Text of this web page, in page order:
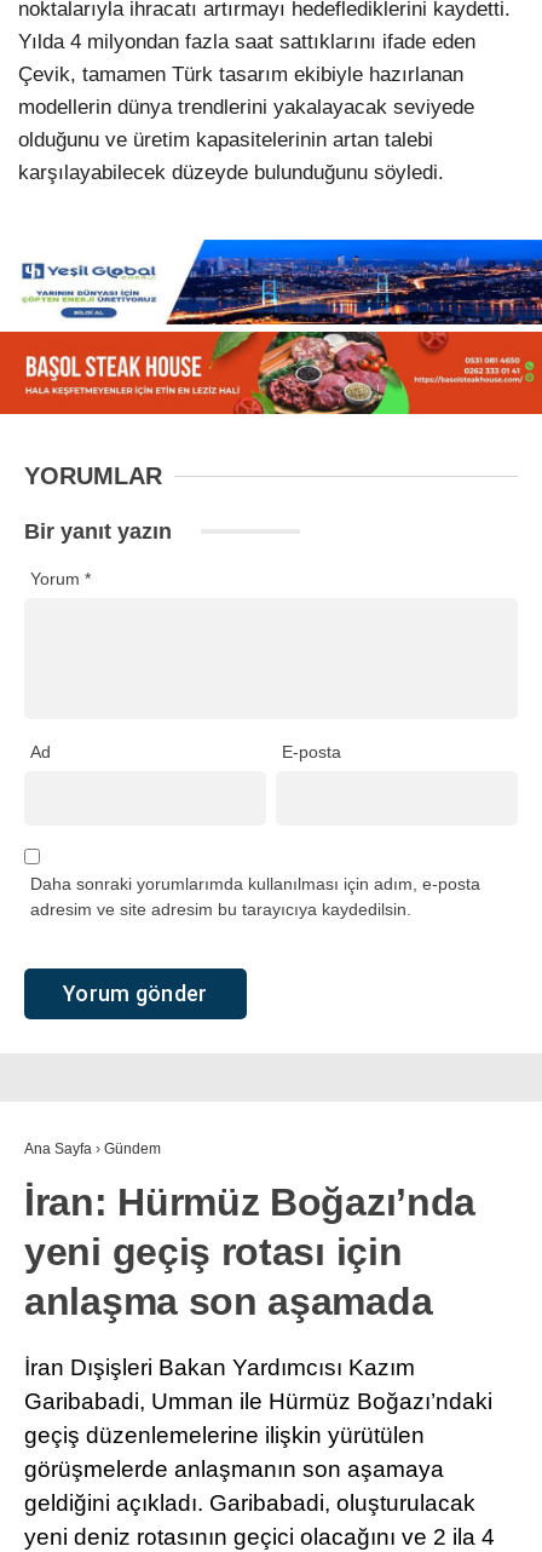
noktalarıyla ihracatı artırmayı hedeflediklerini kaydetti.
Yılda 4 milyondan fazla saat sattıklarını ifade eden
Çevik, tamamen Türk tasarım ekibiyle hazırlanan
modellerin dünya trendlerini yakalayacak seviyede
olduğunu ve üretim kapasitelerinin artan talebi
karşılayabilecek düzeyde bulunduğunu söyledi.
YORUMLAR
Bir yanıt yazın
Yorum *
Ad E-posta
Daha sonraki yorumlarımda kullanılması için adım, e-posta
adresim ve site adresim bu tarayıcıya kaydedilsin.
Ana Sayfa › Gündem
İran: Hürmüz Boğazı’nda
yeni geçiş rotası için
anlaşma son aşamada
İran Dışişleri Bakan Yardımcısı Kazım
Garibabadi, Umman ile Hürmüz Boğazı’ndaki
geçiş düzenlemelerine ilişkin yürütülen
görüşmelerde anlaşmanın son aşamaya
geldiğini açıkladı. Garibabadi, oluşturulacak
yeni deniz rotasının geçici olacağını ve 2 ila 4